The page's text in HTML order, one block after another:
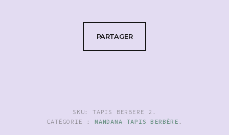
PARTAGER
SKU:TAPIS BERBERE 2 .
CATÉGORIE : MANDANA TAPIS BERBÈRE .